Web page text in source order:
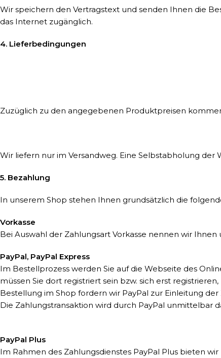
Wir speichern den Vertragstext und senden Ihnen die
das Internet zugänglich.
4. Lieferbedingungen
Zuzüglich zu den angegebenen Produktpreisen
Wir liefern nur im Versandweg. Eine Selbstabholung der
5. Bezahlung
In unserem Shop stehen Ihnen grundsätzlich die
Vorkasse
Bei Auswahl der Zahlungsart Vorkasse nennen wir
PayPal, PayPal Express
Im Bestellprozess werden Sie auf die Webseite des
müssen Sie dort registriert sein bzw. sich erst
Bestellung im Shop fordern wir PayPal zur Einleitung der
Die Zahlungstransaktion wird durch PayPal unmittelbar
PayPal Plus
Im Rahmen des Zahlungsdienstes PayPal Plus bieten